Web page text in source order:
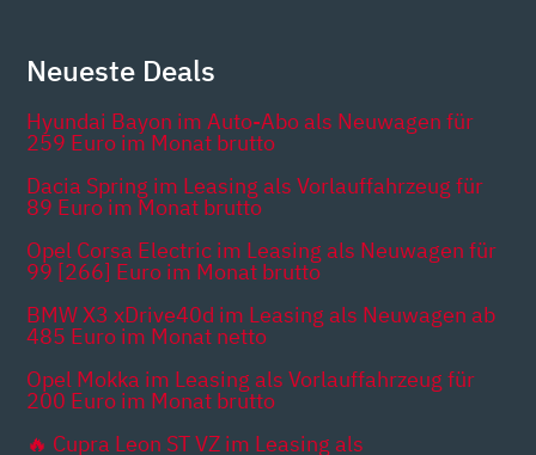
Neueste Deals
Hyundai Bayon im Auto-Abo als Neuwagen für
259 Euro im Monat brutto
Dacia Spring im Leasing als Vorlauffahrzeug für
89 Euro im Monat brutto
Opel Corsa Electric im Leasing als Neuwagen für
99 [266] Euro im Monat brutto
BMW X3 xDrive40d im Leasing als Neuwagen ab
485 Euro im Monat netto
Opel Mokka im Leasing als Vorlauffahrzeug für
200 Euro im Monat brutto
🔥 Cupra Leon ST VZ im Leasing als